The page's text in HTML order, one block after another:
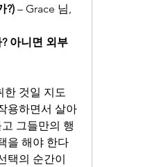
?) – Grace 님,
아니면 외부
한 것일 지도
용하면서 살아
그들만의 행
을 해야 한다
택의 순간이